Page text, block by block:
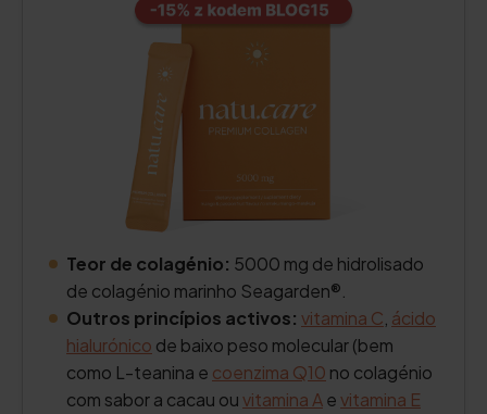
Teor de colagénio: 5000 mg de hidrolisado
de colagénio marinho Seagarden®.
Outros princípios activos: vitamina C, ácido
hialurónico de baixo peso molecular (bem
como L-teanina e coenzima Q10 no colagénio
com sabor a cacau ouvitamina Aevitamina E